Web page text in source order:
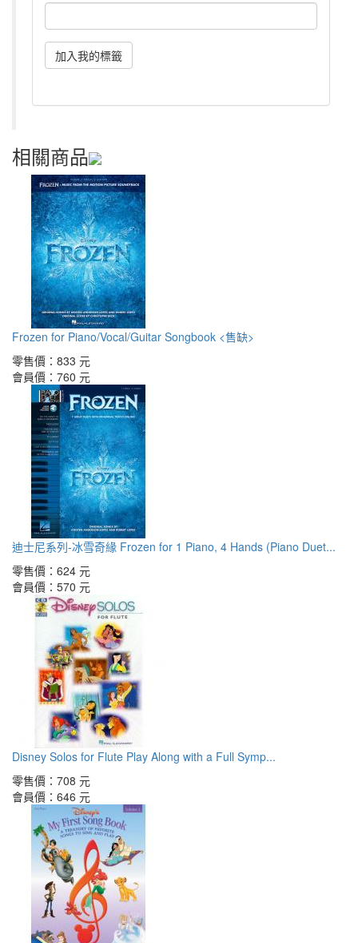
相關商品
Frozen for Piano/Vocal/Guitar Songbook <售缺>
零售價： 833 元
會員價： 760 元
迪士尼系列-冰雪奇緣 Frozen for 1 Piano, 4 Hands (Piano Duet...
零售價： 624 元
會員價： 570 元
Disney Solos for Flute Play Along with a Full Symp...
零售價： 708 元
會員價： 646 元